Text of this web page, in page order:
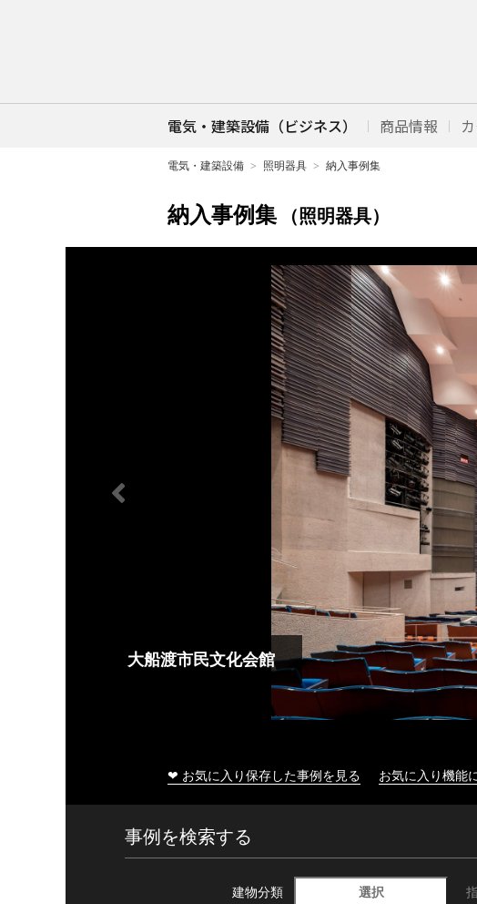
電気・建築設備（ビジネス） 商品情報
電気・建築設備 照明器具 納入事例集
納入事例集 （照明器具）
大船渡市民文化会館
❤ お気に入り保存した事例を見る お気に入り機能
事例を検索する
建物分類 選択